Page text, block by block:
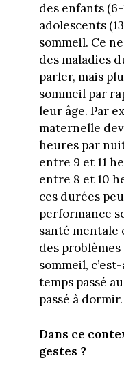
des enfants (6-
adolescents
sommeil. Ce
des maladies
parler, mais
sommeil par
leur âge. Par
maternelle
heures par
entre 9 et 11
entre 8 et 10
ces durées
performance
santé mentale
des
sommeil,
temps passé
passé à dormir.
Dans ce
gestes ?